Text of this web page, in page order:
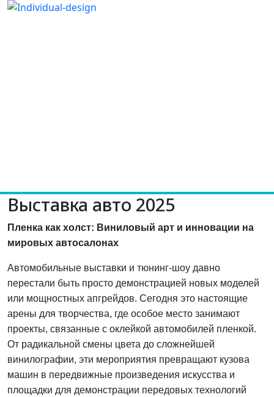
Выставка авто 2025
Пленка как холст: Виниловый арт и инновации на
мировых автосалонах
Автомобильные выставки и тюнинг-шоу давно
перестали быть просто демонстрацией новых моделей
или мощностных апгрейдов. Сегодня это настоящие
арены для творчества, где особое место занимают
проекты, связанные с оклейкой автомобилей пленкой.
От радикальной смены цвета до сложнейшей
винилографии, эти мероприятия превращают кузова
машин в передвижные произведения искусства и
площадки для демонстрации передовых технологий